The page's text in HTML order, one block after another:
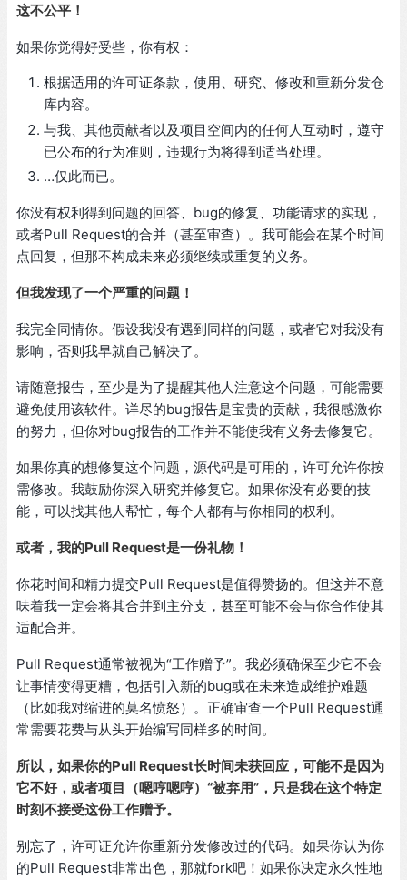
这不公平！
如果你觉得好受些，你有权：
根据适用的许可证条款，使用、研究、修改和重新分发仓
库内容。
与我、其他贡献者以及项目空间内的任何人互动时，遵守
已公布的行为准则，违规行为将得到适当处理。
…仅此而已。
你没有权利得到问题的回答、bug的修复、功能请求的实现，
或者Pull Request的合并（甚至审查）。我可能会在某个时间
点回复，但那不构成未来必须继续或重复的义务。
但我发现了一个严重的问题！
我完全同情你。假设我没有遇到同样的问题，或者它对我没有
影响，否则我早就自己解决了。
请随意报告，至少是为了提醒其他人注意这个问题，可能需要
避免使用该软件。详尽的bug报告是宝贵的贡献，我很感激你
的努力，但你对bug报告的工作并不能使我有义务去修复它。
如果你真的想修复这个问题，源代码是可用的，许可允许你按
需修改。我鼓励你深入研究并修复它。如果你没有必要的技
能，可以找其他人帮忙，每个人都有与你相同的权利。
或者，我的Pull Request是一份礼物！
你花时间和精力提交Pull Request是值得赞扬的。但这并不意
味着我一定会将其合并到主分支，甚至可能不会与你合作使其
适配合并。
Pull Request通常被视为“工作赠予”。我必须确保至少它不会
让事情变得更糟，包括引入新的bug或在未来造成维护难题
（比如我对缩进的莫名愤怒）。正确审查一个Pull Request通
常需要花费与从头开始编写同样多的时间。
所以，如果你的Pull Request长时间未获回应，可能不是因为
它不好，或者项目（嗯哼嗯哼）“被弃用”，只是我在这个特定
时刻不接受这份工作赠予。
别忘了，许可证允许你重新分发修改过的代码。如果你认为你
的Pull Request非常出色，那就fork吧！如果你决定永久性地